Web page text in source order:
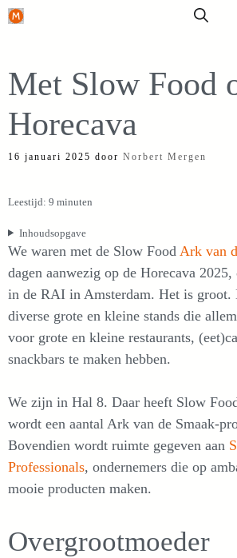
Ga
inhoud
Met Slow Food
Horecava
16 januari 2025 door Norbert Mergen
Leestijd: 9 minuten
Inhoudsopgave
We waren met de Slow Food Ark van
dagen aanwezig op de Horecava 2025,
in de RAI in Amsterdam. Het is groot.
diverse grote en kleine stands die
voor grote en kleine restaurants,
snackbars te maken hebben.
We zijn in Hal 8. Daar heeft Slow
wordt een aantal Ark van de Smaak-
Bovendien wordt ruimte gegeven aan
Professionals, ondernemers die op
mooie producten maken.
Overgrootmoeder